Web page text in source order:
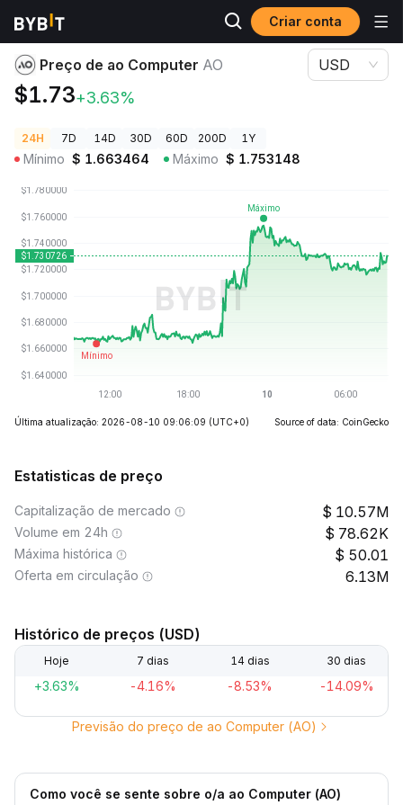
Criar conta
Preços de Criptomoedas Preço de ao Computer AO
Preço de ao Computer AO
$1.73+3.63%
USD
24H 7D 14D 30D 60D 200D 1Y
Mínimo $ 1.663464 Máximo $ 1.753148
Última atualização: 2026-08-10 09:06:09 (UTC+0) Source of data: CoinGecko
Estatisticas de preço
Capitalização de mercado 10.57M
Volume em 24h 78.62K
Máxima histórica 50.01
Oferta em circulação 6.13M
Histórico de preços (USD)
Hoje 7 dias 14 dias 30 dias
+3.63% -4.16% -8.53% -14.09%
Previsão do preço de ao Computer (AO)
Como você se sente sobre o/a ao Computer (AO)